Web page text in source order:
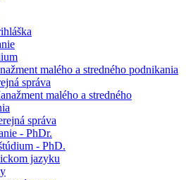
malého a stredného podnikania
správa
malého a stredného
správa
- PhDr.
- PhD.
jazyku